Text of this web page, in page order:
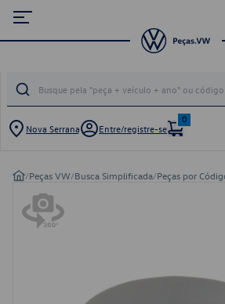
Nova Serrana Entre/registre-se
0
/Peças VW/Busca Simplificada/Peças por